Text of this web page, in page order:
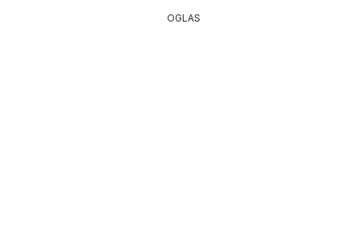
OGLAS